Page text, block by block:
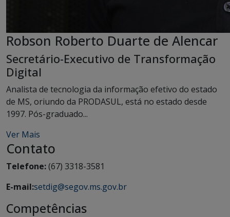
Robson Roberto Duarte de Alencar
Secretário-Executivo de Transformação
Digital
Analista de tecnologia da informação efetivo do estado
de MS, oriundo da PRODASUL, está no estado desde
1997. Pós-graduado...
Ver Mais
Contato
Telefone:(67) 3318-3581
E-mail:setdig@segov.ms.gov.br
Competências